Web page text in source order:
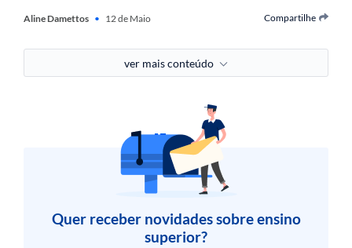
Aline Damettos • 12 de Maio Compartilhe
ver mais conteúdo
Quer receber novidades sobre ensino
superior?